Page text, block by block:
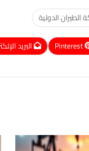
الطيران الدولية
Pinterest البريد